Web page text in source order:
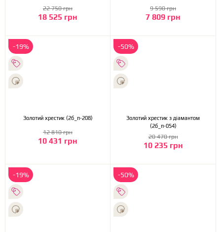
18 525 грн
22 750 грн
7 809 грн
9 590 грн
-19%
Золотий хрестик (2б_п-208)
10 431 грн
12 810 грн
-50%
Золотий хрестик з діамантом
(2б_п-054)
10 235 грн
20 470 грн
-19% -50%